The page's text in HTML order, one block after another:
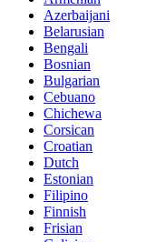
Azerbaijani
Belarusian
Bengali
Bosnian
Bulgarian
Cebuano
Chichewa
Corsican
Croatian
Dutch
Estonian
Filipino
Finnish
Frisian